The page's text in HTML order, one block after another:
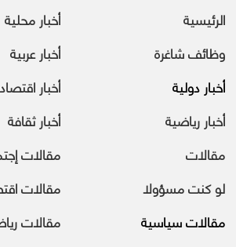
الرئيسية
أخبار محلية
وظائف شاغرة
أخبار عربية
أخبار دولية
أخبار
أخبار رياضية
أخبار ثقافة
مقالات
مقالات
لو كنت مسؤولا
مقالات
مقالات سياسية
مقالات